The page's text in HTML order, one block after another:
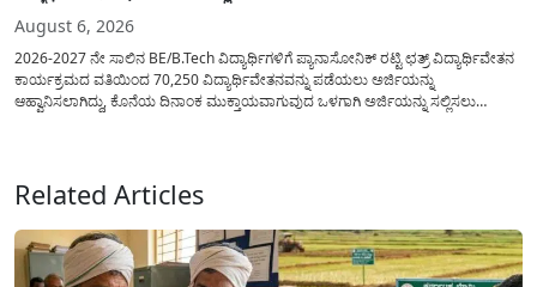
August 6, 2026
2026-2027 ನೇ ಸಾಲಿನ BE/B.Tech ವಿದ್ಯಾರ್ಥಿಗಳಿಗೆ ಪ್ಯಾನಾಸೋನಿಕ್ ರಟ್ಟಿ ಛತ್ರ್ ವಿದ್ಯಾರ್ಥಿವೇತನ
ಕಾರ್ಯಕ್ರಮದ ವತಿಯಿಂದ 70,250 ವಿದ್ಯಾರ್ಥಿವೇತನವನ್ನು ಪಡೆಯಲು ಅರ್ಜಿಯನ್ನು
ಆಹ್ವಾನಿಸಲಾಗಿದ್ದು, ಕೊನೆಯ ದಿನಾಂಕ ಮುಕ್ತಾಯವಾಗುವುದ ಒಳಗಾಗಿ ಅರ್ಜಿಯನ್ನು ಸಲ್ಲಿಸಲು
Related Articles